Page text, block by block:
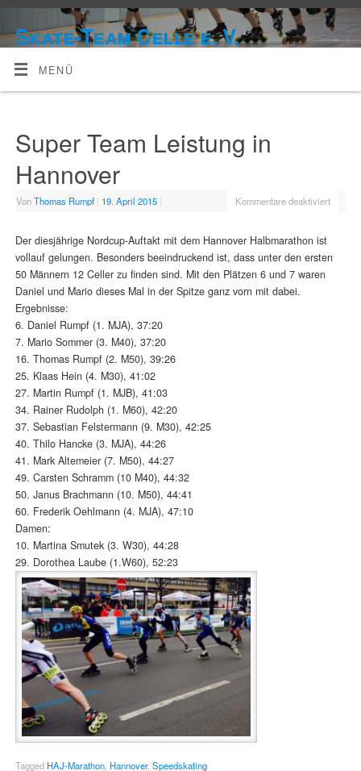
Skate-Team Celle e. V.
MENÜ
Super Team Leistung in
Hannover
VonThomas Rumpf | 19. April 2015 | Kommentare deaktiviert
Der diesjährige Nordcup-Auftakt mit dem Hannover Halbmarathon ist
vollauf gelungen. Besonders beeindruckend ist, dass unter den ersten
50 Männern 12 Celler zu finden sind. Mit den Plätzen 6 und 7 waren
Daniel und Mario dieses Mal in der Spitze ganz vorn mit dabei.
Ergebnisse:
6. Daniel Rumpf (1. MJA), 37:20
7. Mario Sommer (3. M40), 37:20
16. Thomas Rumpf (2. M50), 39:26
25. Klaas Hein (4. M30), 41:02
27. Martin Rumpf (1. MJB), 41:03
34. Rainer Rudolph (1. M60), 42:20
37. Sebastian Felstermann (9. M30), 42:25
40. Thilo Hancke (3. MJA), 44:26
41. Mark Altemeier (7. M50), 44:27
49. Carsten Schramm (10 M40), 44:32
50. Janus Brachmann (10. M50), 44:41
60. Frederik Oehlmann (4. MJA), 47:10
Damen:
10. Martina Smutek (3. W30), 44:28
29. Dorothea Laube (1.W60), 52:23
Tagged HAJ-Marathon, Hannover, Speedskating